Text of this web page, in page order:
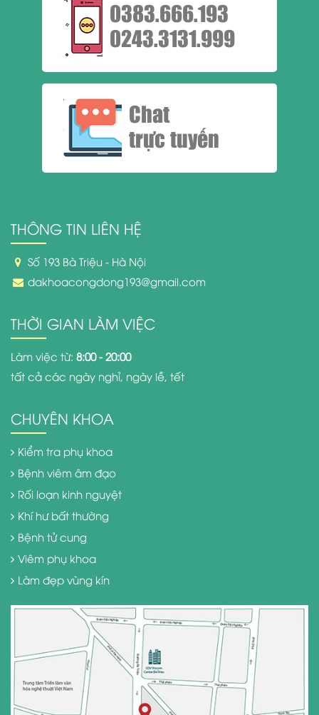
0383.666.193
0243.3131.999
Chat
trực tuyến
THÔNG TIN LIÊN HỆ
Số 193 Bà Triệu - Hà Nội
dakhoacongdong193@gmail.com
THỜI GIAN LÀM VIỆC
Làm việc từ: 8:00 - 20:00
tất cả các ngày nghỉ, ngày lễ, tết
CHUYÊN KHOA
Kiểm tra phụ khoa
Bệnh viêm âm đạo
Rối loạn kinh nguyệt
Khí hư bất thường
Bệnh tử cung
Viêm phụ khoa
Làm đẹp vùng kín